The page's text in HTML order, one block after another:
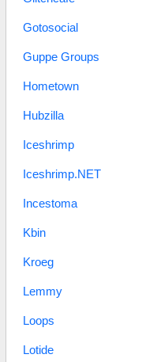
Gotosocial
Guppe Groups
Hometown
Hubzilla
Iceshrimp
Iceshrimp.NET
Incestoma
Kbin
Kroeg
Lemmy
Loops
Lotide